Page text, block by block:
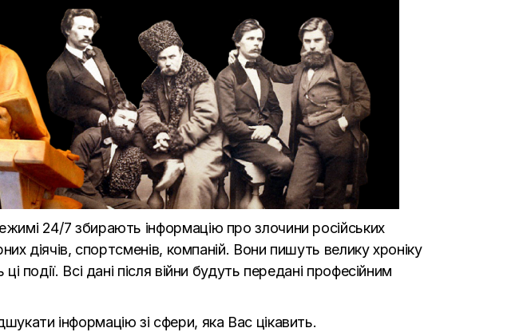
24/7 збирають інформацію про злочини російських
діячів, спортсменів, компаній. Вони пишуть велику хроніку
події. Всі дані після війни будуть передані професійним
інформацію зі сфери, яка Вас цікавить.